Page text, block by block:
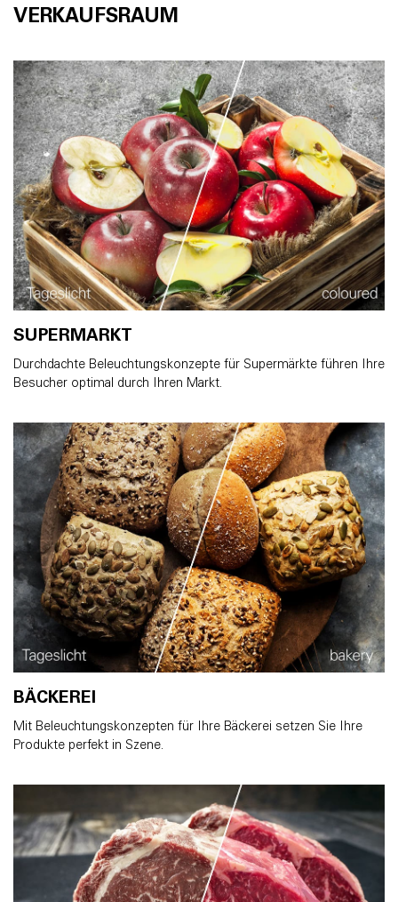
VERKAUFSRAUM
SUPERMARKT
Durchdachte Beleuchtungskonzepte für Supermärkte führen Ihre
Besucher optimal durch Ihren Markt.
BÄCKEREI
Mit Beleuchtungskonzepten für Ihre Bäckerei setzen Sie Ihre
Produkte perfekt in Szene.